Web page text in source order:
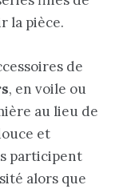
la pièce.
de
, en voile ou
au lieu de
et
participent
alors que